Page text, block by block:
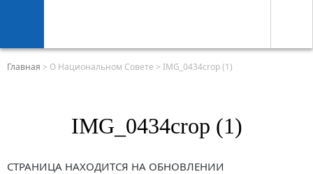
Главная > О Национальном Совете > IMG_0434crop (1)
IMG_0434crop (1)
СТРАНИЦА НАХОДИТСЯ НА ОБНОВЛЕНИИ